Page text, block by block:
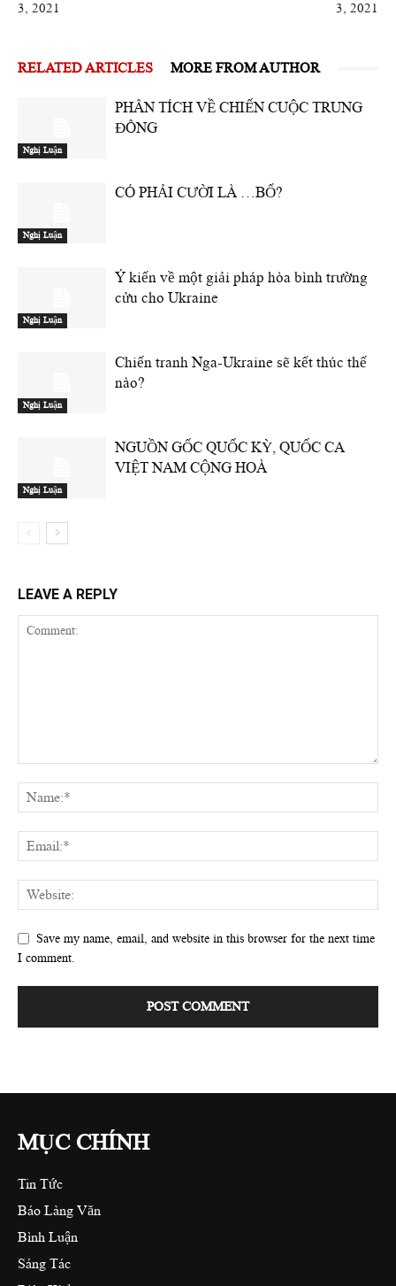
3, 2021 3, 2021
RELATED ARTICLES MORE FROM AUTHOR
Nghị Luận
PHÂN TÍCH VỀ CHIẾN CUỘC TRUNG
ĐÔNG
Nghị Luận
CÓ PHẢI CƯỜI LÀ …BỔ?
Nghị Luận
Ý kiến về một giải pháp hòa bình trường
cửu cho Ukraine
Nghị Luận
Chiến tranh Nga-Ukraine sẽ kết thúc thế
nào?
Nghị Luận
NGUỒN GỐC QUỐC KỲ, QUỐC CA
VIỆT NAM CỘNG HOÀ
LEAVE A REPLY
Save my name, email, and website in this browser for the next time
I comment.
MỤC CHÍNH
Tin Tức
Báo Làng Văn
Bình Luận
Sáng Tác